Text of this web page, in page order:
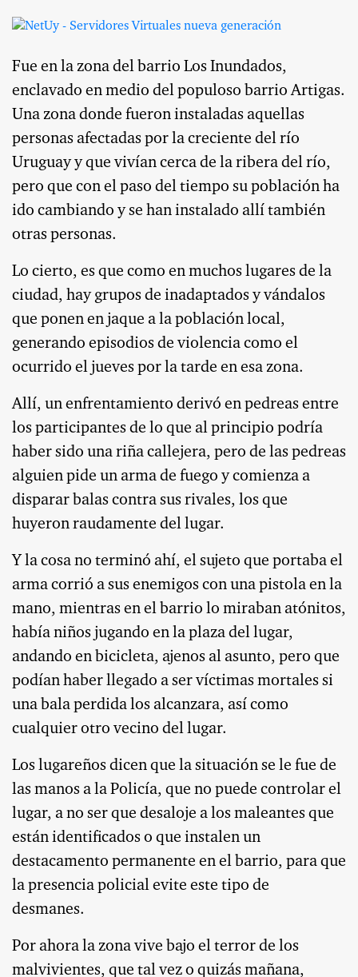
Fue en la zona del barrio Los Inundados,
enclavado en medio del populoso barrio Artigas.
Una zona donde fueron instaladas aquellas
personas afectadas por la creciente del río
Uruguay y que vivían cerca de la ribera del río,
pero que con el paso del tiempo su población ha
ido cambiando y se han instalado allí también
otras personas.
Lo cierto, es que como en muchos lugares de la
ciudad, hay grupos de inadaptados y vándalos
que ponen en jaque a la población local,
generando episodios de violencia como el
ocurrido el jueves por la tarde en esa zona.
Allí, un enfrentamiento derivó en pedreas entre
los participantes de lo que al principio podría
haber sido una riña callejera, pero de las pedreas
alguien pide un arma de fuego y comienza a
disparar balas contra sus rivales, los que
huyeron raudamente del lugar.
Y la cosa no terminó ahí, el sujeto que portaba el
arma corrió a sus enemigos con una pistola en la
mano, mientras en el barrio lo miraban atónitos,
había niños jugando en la plaza del lugar,
andando en bicicleta, ajenos al asunto, pero que
podían haber llegado a ser víctimas mortales si
una bala perdida los alcanzara, así como
cualquier otro vecino del lugar.
Los lugareños dicen que la situación se le fue de
las manos a la Policía, que no puede controlar el
lugar, a no ser que desaloje a los maleantes que
están identificados o que instalen un
destacamento permanente en el barrio, para que
la presencia policial evite este tipo de
desmanes.
Por ahora la zona vive bajo el terror de los
malvivientes, que tal vez o quizás mañana,